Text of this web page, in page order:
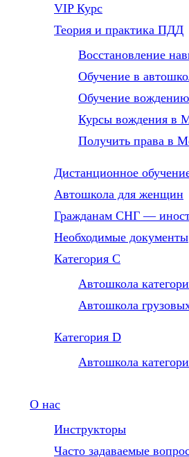
VIP Курс
Теория и практика ПДД
Восстановление
Обучение в
Обучение
Курсы вождения в
Получить права в
Дистанционное
Автошкола для женщин
Гражданам СНГ —
Необходимые документы
Категория С
Автошкола
Автошкола
Категория D
Автошкола
О нас
Инструкторы
Часто задаваемые